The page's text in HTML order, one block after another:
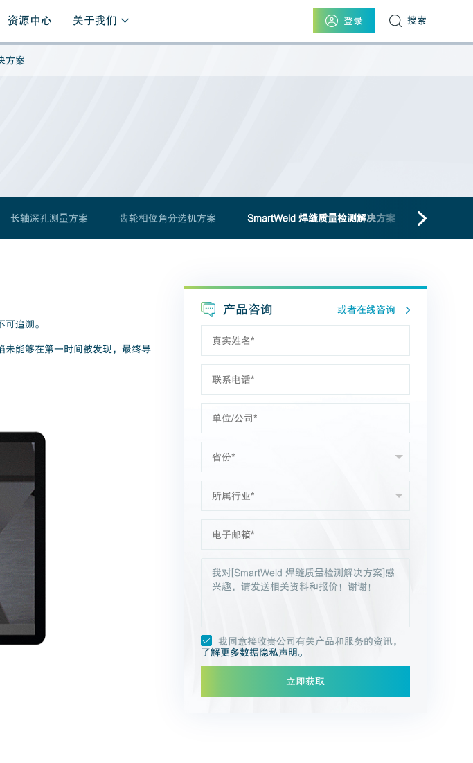
资源中心 关于我们 登录 搜索
方案
长轴深孔测量方案 齿轮相位角分选机方案 SmartWeld 焊缝质量检测解决方案
追溯。
未能够在第一时间被发现，最终导
产品咨询 或者在线咨询
我同意接收贵公司有关产品和服务的资讯，
了解更多数据隐私声明。
立即获取